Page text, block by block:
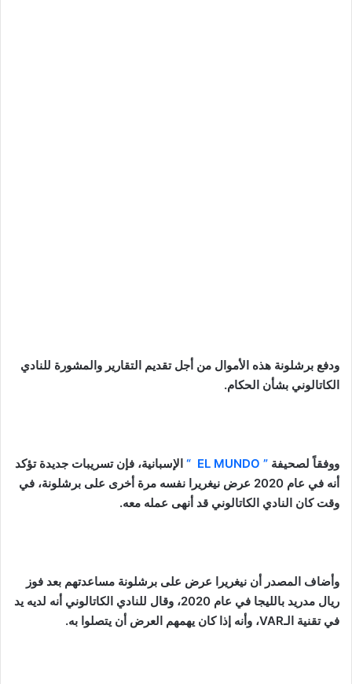
ودفع برشلونة هذه الأموال من أجل تقديم التقارير والمشورة للنادي
الكاتالوني بشأن الحكام.
ووفقاً لصحيفة ” EL MUNDO “
الإسبانية، فإن تسريبات جديدة تؤكد
أنه في عام 2020 عرض نيغريرا نفسه مرة أخرى على برشلونة، في
وقت كان النادي الكاتالوني قد أنهى عمله معه.
وأضاف المصدر أن نيغريرا عرض على برشلونة مساعدتهم بعد فوز
ريال مدريد بالليجا في عام 2020، وقال للنادي الكاتالوني أنه لديه يد
في تقنية الـVAR، وأنه إذا كان يهمهم العرض أن يتصلوا به.